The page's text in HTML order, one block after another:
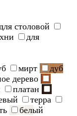
столовой
для
мирт
дуб
дерево
платан
терра
белый